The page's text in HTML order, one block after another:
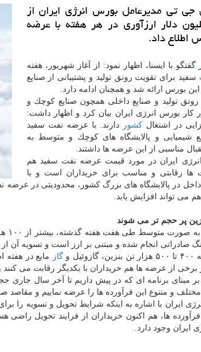
تی مدیرعامل بورس انرژی ایران از
تا ۲۰۰ میلیون دلار ارزآوری در هر هفته با عرضه
اطلاع داد.
با ایسنا، اظهار نمود: از آغاز شهریور، هفته
سفید برای تقویت رونق تولید و پشتیبانی از صنایع
بورس ارائه شد و همچنان ادامه دارد.
رونق تولید و صنایع داخلی همچون صنایع كوچك و
كار بورس انرژی ایران بیان كرد و اظهار داشت:
در اشتغالكشور
دارند. با عرضه نفت سفید
شیمیایی و پالایشگاه های كوچك و متوسط به
مناسبی از این عرضه ها داشتند.
ایران در مورد قیمت عرضه نفت سفید هم
ها رقابتی و مناسب برای خریداران است و با
داخل در پالایشگاه های بزرگ كشور، محدودیتی در عرضه
می تواند افزایش یابد.
پر حجم تر می شوند
صادراتی انجام شده و مبتنی بر ارز است و تسویه آن
و
گاز مایع در هفته
از عرضه ها هم خریداران با یكدیگر رقابت می كنند
مبنای برنامه ای كه در پیش داریم تا آخر سال جاری
و متنوع این فرآورده ها را عرضه نماییم و مقاصد
ایران با اشاره به اینكه شرایط تحویل و تسویه را
فرآورده ها، هم اكنون خریداران از فرایند تحویل
ایران وجود دارد.